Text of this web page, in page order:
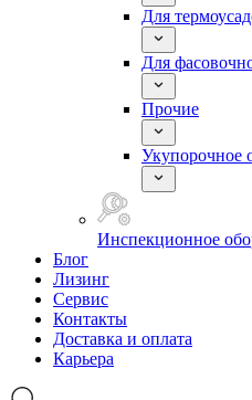
Для
Для
Прочие
Укупорочное
Инспекционное
Блог
Лизинг
Сервис
Контакты
Доставка и оплата
Карьера